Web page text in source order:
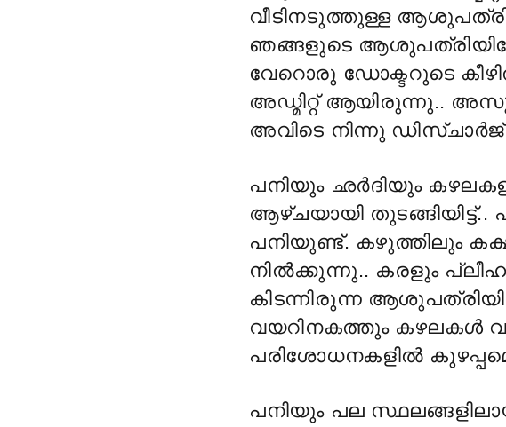
വീടിനടുത്തുള്ള
ഞങ്ങളുടെ
വേറൊരു ഡോക്ടറുടെ
അഡ്മിറ്റ് ആയിരുന്നു..
അവിടെ നിന്നു
പനിയും ഛർദിയും
ആഴ്ചയായി തുടങ്ങിയിട്ട്..
പനിയുണ്ട്. കഴുത്തിലും
നിൽക്കുന്നു.. കരളും
കിടന്നിരുന്ന
വയറിനകത്തും കഴലകൾ
പരിശോധനകളിൽ
പനിയും പല